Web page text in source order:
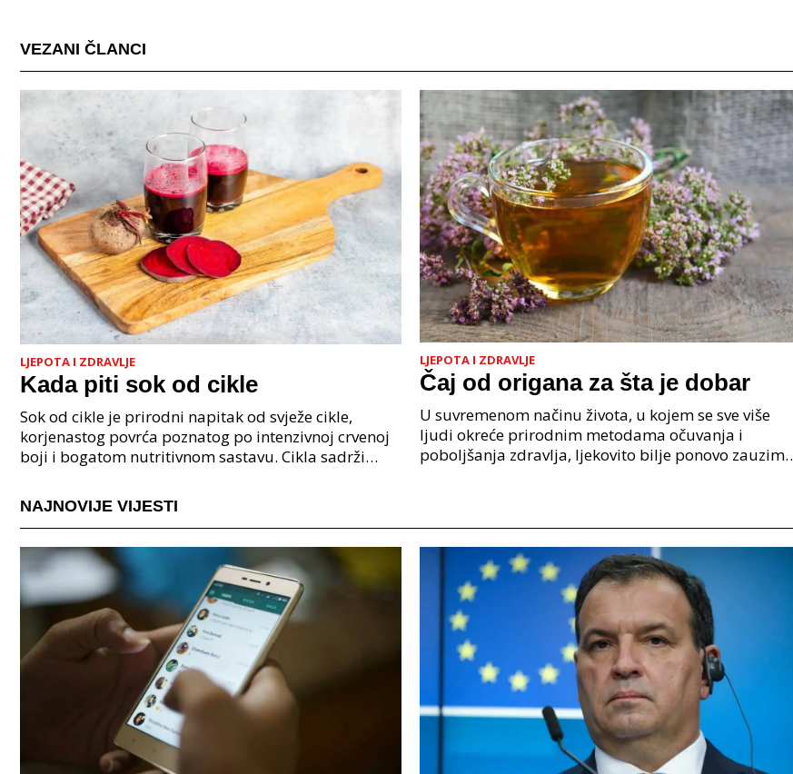
VEZANI ČLANCI
LJEPOTA I ZDRAVLJE
Kada piti sok od cikle
Sok od cikle je prirodni napitak od svježe cikle,
korjenastog povrća poznatog po intenzivnoj crvenoj
boji i bogatom nutritivnom sastavu. Cikla sadrži
LJEPOTA I ZDRAVLJE
Čaj od origana za šta je dobar
U suvremenom načinu života, u kojem se sve više
ljudi okreće prirodnim metodama očuvanja i
poboljšanja zdravlja, ljekovito bilje ponovo zauzima
NAJNOVIJE VIJESTI